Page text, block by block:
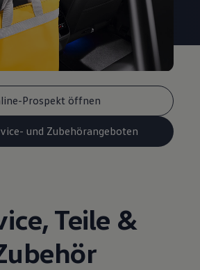
Prospekt öffnen
und Zubehörangeboten
, Teile &